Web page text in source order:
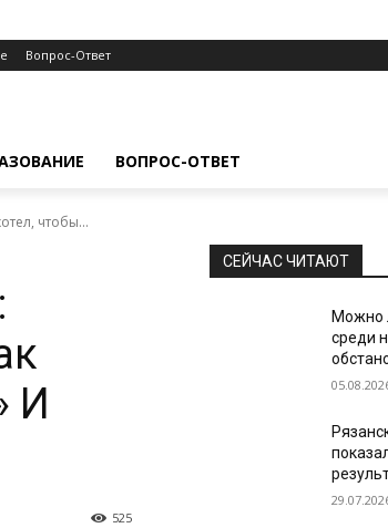
Вопрос-Ответ
ВОПРОС-ОТВЕТ
чтобы...
И
525
СЕЙЧАС ЧИТАЮТ
Можно
среди